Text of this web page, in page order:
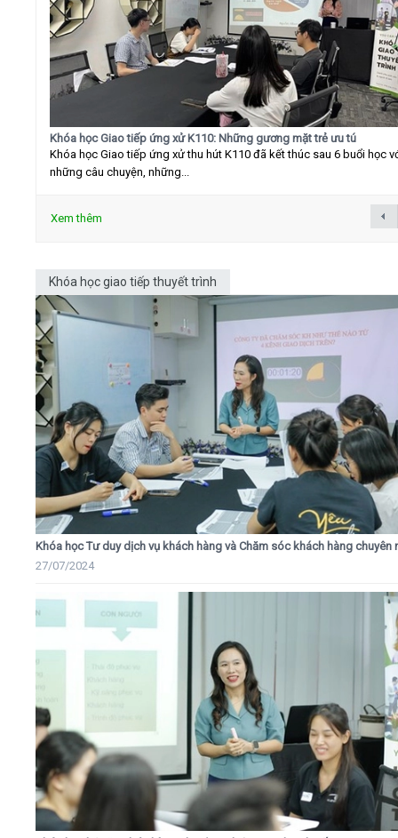
Khóa học Giao tiếp ứng xử K110: Những gương mặt trẻ ưu tú
Khóa học Giao tiếp ứng xử thu hút K110 đã kết thúc sau 6 buổi học
những câu chuyện, những...
Xem thêm
Khóa học giao tiếp thuyết trình
Khóa học Tư duy dịch vụ khách hàng và Chăm sóc khách hàng chuyên
27/07/2024